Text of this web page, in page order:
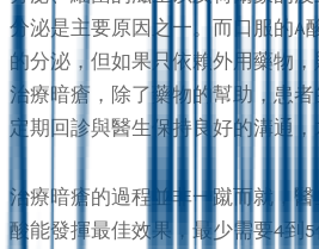
分泌是主要原因之一。而口服的A
的分泌，但如果只依賴外用藥物，
治療暗瘡，除了藥物的幫助，患
定期回診與醫生保持良好的溝通，
治療暗瘡的過程並非一蹴而就，醫
酸能發揮最佳效果，最少需要4到